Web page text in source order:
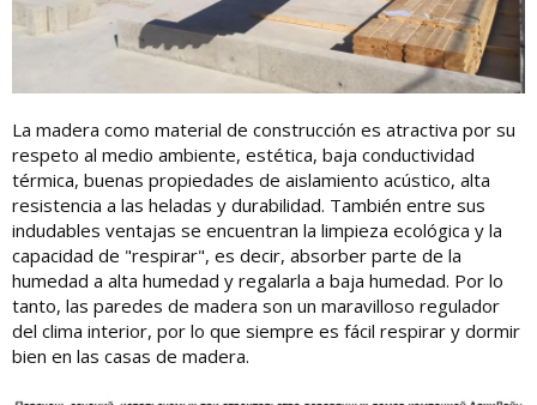
La madera como material de construcción es atractiva por su
respeto al medio ambiente, estética, baja conductividad
térmica, buenas propiedades de aislamiento acústico, alta
resistencia a las heladas y durabilidad. También entre sus
indudables ventajas se encuentran la limpieza ecológica y la
capacidad de "respirar", es decir, absorber parte de la
humedad a alta humedad y regalarla a baja humedad. Por lo
tanto, las paredes de madera son un maravilloso regulador
del clima interior, por lo que siempre es fácil respirar y dormir
bien en las casas de madera.